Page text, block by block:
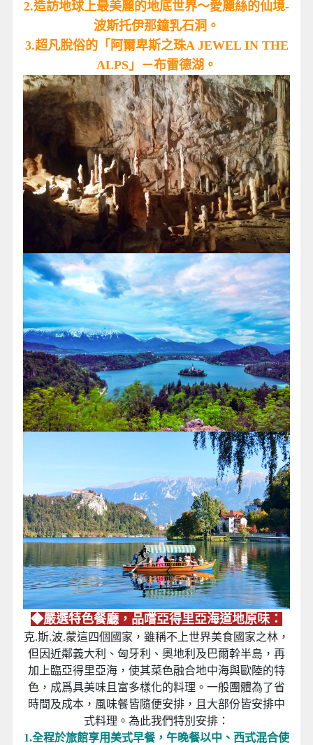
2.造訪地球上最美麗的地底世界～愛麗絲的仙境-
波斯托伊那鐘乳石洞。
3.超凡脫俗的「阿爾卑斯之珠A JEWEL IN THE
ALPS」－布雷德湖。
◆嚴選特色餐廳，品嚐亞得里亞海道地原味：
克.斯.波.蒙這四個國家，雖稱不上世界美食國家之林，
但因近鄰義大利、匈牙利、奧地利及巴爾幹半島，再
加上臨亞得里亞海，使其菜色融合地中海與歐陸的特
色，成爲具美味且富多樣化的料理。一般團體為了省
時間及成本，風味餐皆隨便安排，且大部份皆安排中
式料理。為此我們特別安排：
1.全程於旅館享用美式早餐，午晚餐以中、西式混合使